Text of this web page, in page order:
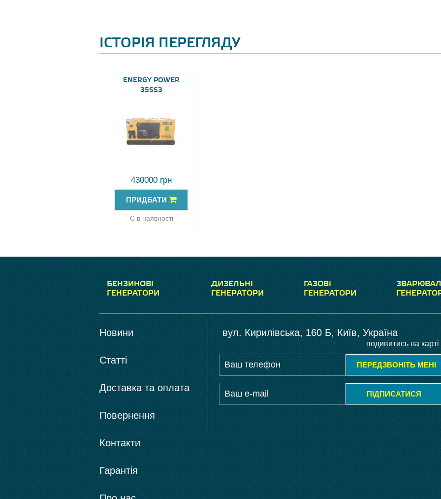
ІСТОРІЯ ПЕРЕГЛЯДУ
ENERGY POWER
35SS3
430000 грн
ПРИДБАТИ
Є в наявності
БЕНЗИНОВІ
ГЕНЕРАТОРИ
ДИЗЕЛЬНІ
ГЕНЕРАТОРИ
ГАЗОВІ
ГЕНЕРАТОРИ
Новини
Статті
Доставка та оплата
Повернення
Контакти
Гарантія
вул. Кирилівська, 160 Б, Київ, Україна
подивитись на карті
ПЕРЕДЗВОНІТЬ МЕНІ
ПІДПИСАТИСЯ